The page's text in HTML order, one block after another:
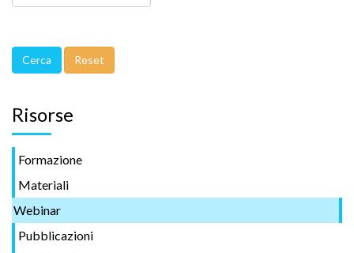
Risorse
Formazione
Materiali
Webinar
Pubblicazioni